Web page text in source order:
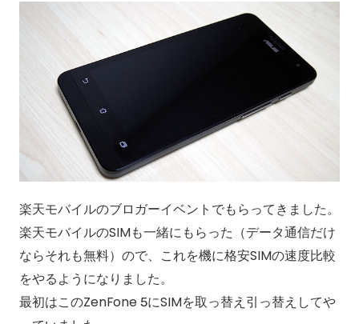
楽天モバイルのブロガーイベントでもらってきました。
楽天モバイルのSIMも一緒にもらった（データ通信だけ
ならそれも無料）ので、これを機に格安SIMの速度比較
をやるようになりました。
最初はこのZenFone 5にSIMを取っ替え引っ替えしてや